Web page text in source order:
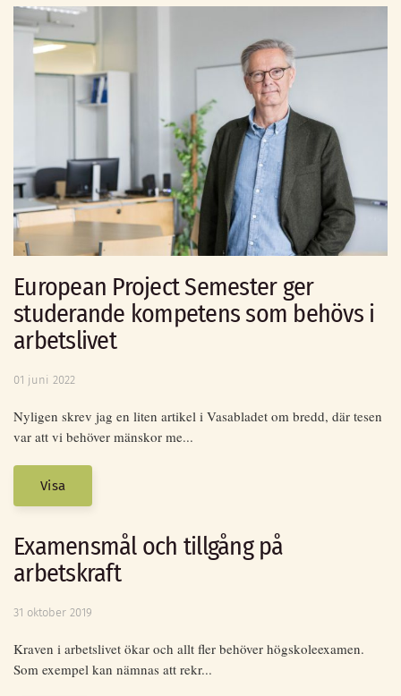
European Project Semester ger
studerande kompetens som behövs i
arbetslivet
01 juni 2022
Nyligen skrev jag en liten artikel i Vasabladet om bredd, där tesen
var att vi behöver mänskor me...
Visa
Examensmål och tillgång på
arbetskraft
31 oktober 2019
Kraven i arbetslivet ökar och allt fler behöver högskoleexamen.
Som exempel kan nämnas att rekr...